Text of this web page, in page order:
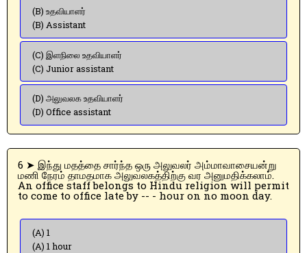
(B) உதவியாளர்
(B) Assistant
(C) இளநிலை உதவியாளர்
(C) Junior assistant
(D) அலுவலக உதவியாளர்
(D) Office assistant
6 ➤ இந்து மதத்தை சார்ந்த ஒரு அலுவலர் அம்மாவாசையன்று
மணி நேரம் தாமதமாக அலுவலகத்திற்கு வர அனுமதிக்கலாம்.
An office staff belongs to Hindu religion will permit
to come to office late by -- - hour on no moon day.
(A) 1
(A) 1 hour